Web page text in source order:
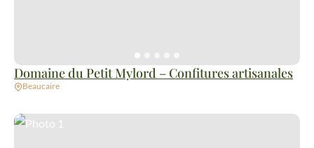
Domaine du Petit Mylord – Confitures artisanales
Beaucaire
Photo 1